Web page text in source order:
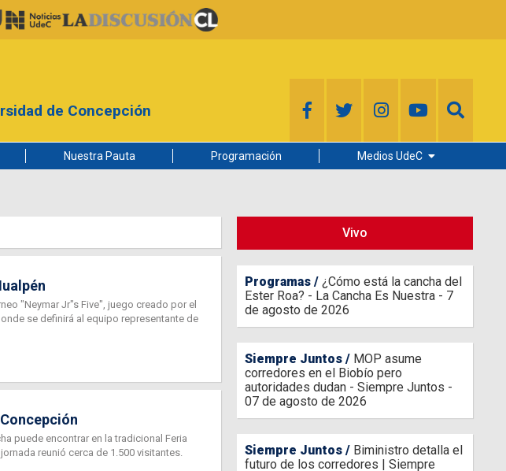
de Concepción
Nuestra Pauta Programación Medios UdeC
Radio UdeC
"Neymar Jr"s Five", juego creado por el
se definirá al equipo representante de
puede encontrar en la tradicional Feria
reunió cerca de 1.500 visitantes.
Vivo
Programas
¿Cómo está la cancha del
Ester Roa? - La Cancha Es Nuestra - 7
de agosto de 2026
Siempre Juntos
MOP asume
corredores en el Biobío pero
autoridades dudan - Siempre Juntos -
07 de agosto de 2026
Siempre Juntos
Biministro detalla el
futuro de los corredores | Siempre